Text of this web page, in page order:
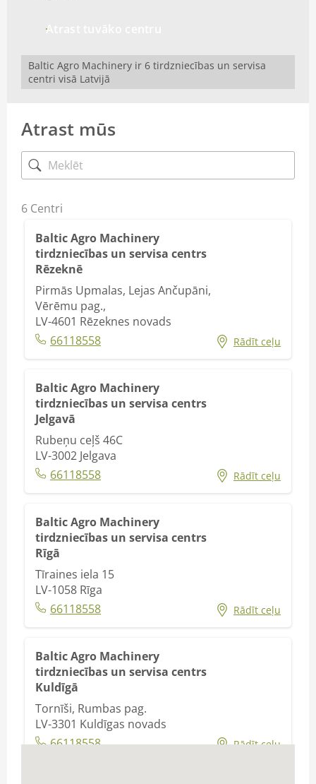
Atrast tuvāko centru
Baltic Agro Machinery ir 6 tirdzniecības un servisa
centri visā Latvijā
Atrast mūs
6 Centri
Baltic Agro Machinery
tirdzniecības un servisa centrs
Rēzeknē
Pirmās Upmalas, Lejas Ančupāni,
Vērēmu pag.,
LV-4601 Rēzeknes novads
66118558
Rādīt ceļu
Baltic Agro Machinery
tirdzniecības un servisa centrs
Jelgavā
Rubeņu ceļš 46C
LV-3002 Jelgava
66118558
Rādīt ceļu
Baltic Agro Machinery
tirdzniecības un servisa centrs
Rīgā
Tīraines iela 15
LV-1058 Rīga
66118558
Rādīt ceļu
Baltic Agro Machinery
tirdzniecības un servisa centrs
Kuldīgā
Tornīši, Rumbas pag.
LV-3301 Kuldīgas novads
66118558
Rādīt ceļu